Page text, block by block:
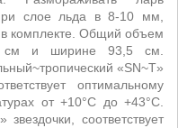
слое льда в 8-10 мм,
в комплекте. Общий объем
см и ширине 93,5 см.
«SN~T»
оптимальному
от +10°С до +43°С.
соответствует